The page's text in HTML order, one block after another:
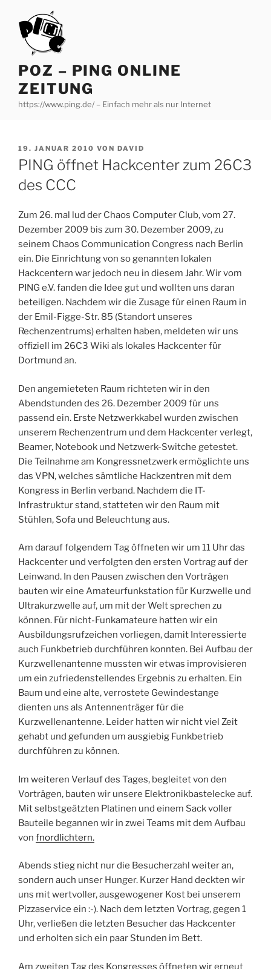
Inhalt
springen
POZ – PING ONLINE
ZEITUNG
https://www.ping.de/ – Einfach mehr als nur Internet
VERÖFFENTLICHT
AM
19. JANUAR 2010 VON DAVID
PING öffnet Hackcenter zum 26C3
des CCC
Zum 26. mal lud der Chaos Computer Club, vom 27.
Dezember 2009 bis zum 30. Dezember 2009, zu
seinem Chaos Communication Congress nach Berlin
ein. Die Einrichtung von so genannten lokalen
Hackcentern war jedoch neu in diesem Jahr. Wir vom
PING e.V. fanden die Idee gut und wollten uns daran
beteiligen. Nachdem wir die Zusage für einen Raum in
der Emil-Figge-Str. 85 (Standort unseres
Rechenzentrums) erhalten haben, meldeten wir uns
offiziell im 26C3 Wiki als lokales Hackcenter für
Dortmund an.
Den angemieteten Raum richteten wir in den
Abendstunden des 26. Dezember 2009 für uns
passend ein. Erste Netzwerkkabel wurden zwischen
unserem Rechenzentrum und dem Hackcenter verlegt,
Beamer, Notebook und Netzwerk-Switche getestet.
Die Teilnahme am Kongressnetzwerk ermöglichte uns
das VPN, welches sämtliche Hackzentren mit dem
Kongress in Berlin verband. Nachdem die IT-
Infrastruktur stand, statteten wir den Raum mit
Stühlen, Sofa und Beleuchtung aus.
Am darauf folgendem Tag öffneten wir um 11 Uhr das
Hackcenter und verfolgten den ersten Vortrag auf der
Leinwand. In den Pausen zwischen den Vorträgen
bauten wir eine Amateurfunkstation für Kurzwelle und
Ultrakurzwelle auf, um mit der Welt sprechen zu
können. Für nicht-Funkamateure hatten wir ein
Ausbildungsrufzeichen vorliegen, damit Interessierte
auch Funkbetrieb durchführen konnten. Bei Aufbau der
Kurzwellenantenne mussten wir etwas improvisieren
um ein zufriedenstellendes Ergebnis zu erhalten. Ein
Baum und eine alte, verrostete Gewindestange
dienten uns als Antennenträger für die
Kurzwellenantenne. Leider hatten wir nicht viel Zeit
gehabt und gefunden um ausgiebig Funkbetrieb
durchführen zu können.
Im weiteren Verlauf des Tages, begleitet von den
Vorträgen, bauten wir unsere Elektronikbastelecke auf.
Mit selbstgeätzten Platinen und einem Sack voller
Bauteile begannen wir in zwei Teams mit dem Aufbau
von fnordlichtern.
Abends stieg nicht nur die Besucherzahl weiter an,
sondern auch unser Hunger. Kurzer Hand deckten wir
uns mit wertvoller, ausgewogener Kost bei unserem
Pizzaservice ein :-). Nach dem letzten Vortrag, gegen 1
Uhr, verließen die letzten Besucher das Hackcenter
und erholten sich ein paar Stunden im Bett.
Am zweiten Tag des Kongresses öffneten wir erneut